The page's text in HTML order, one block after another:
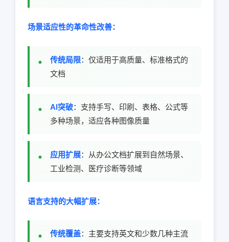
场景适应性的革命性改善：
传统局限：仅适用于高质量、标准格式的
文档
AI突破：支持手写、印刷、表格、公式等
多种场景，适应各种图像质量
应用扩展：从办公文档扩展到自然场景、
工业检测、医疗诊断等领域
语言支持的大幅扩展：
传统覆盖：主要支持英文和少数几种主流